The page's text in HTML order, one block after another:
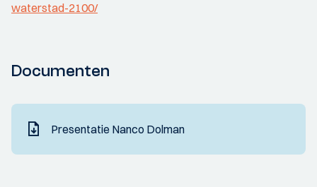
waterstad-2100/
Documenten
Presentatie Nanco Dolman